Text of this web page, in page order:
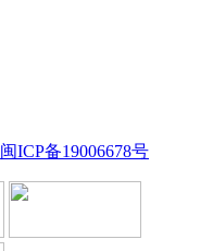
闽ICP备19006678号